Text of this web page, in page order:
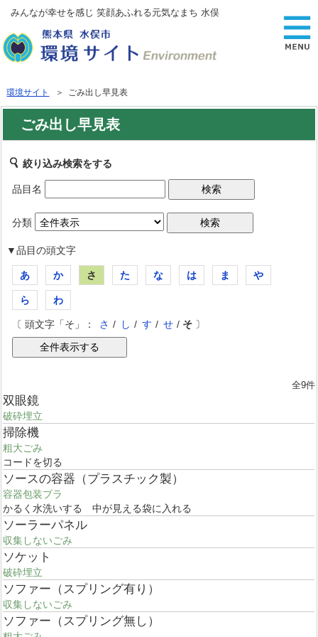
みんなが幸せを感じ 笑顔あふれる元気なまち 水俣
環境サイト ＞ ごみ出し早見表
ごみ出し早見表
絞り込み検索をする
品目名
分類
▼品目の頭文字
あ か さ た な は ま や
ら わ
〔 頭文字「そ」： さ / し / す / せ / そ〕
全9件
双眼鏡
破砕埋立
掃除機
粗大ごみ
コードを切る
ソースの容器（プラスチック製）
容器包装プラ
かるく水洗いする 中が見える袋に入れる
ソーラーパネル
収集しないごみ
ソケット
破砕埋立
ソファー（スプリング有り）
収集しないごみ
ソファー（スプリング無し）